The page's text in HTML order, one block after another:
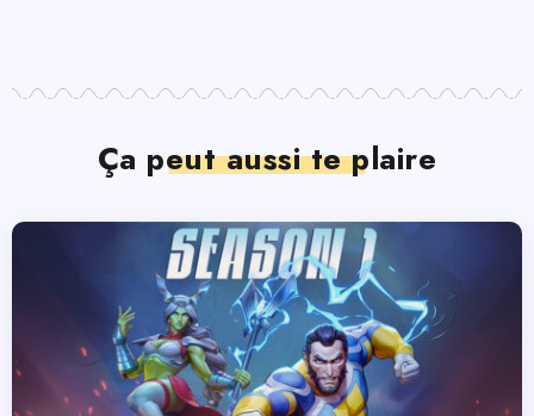
Ça peut aussi te plaire